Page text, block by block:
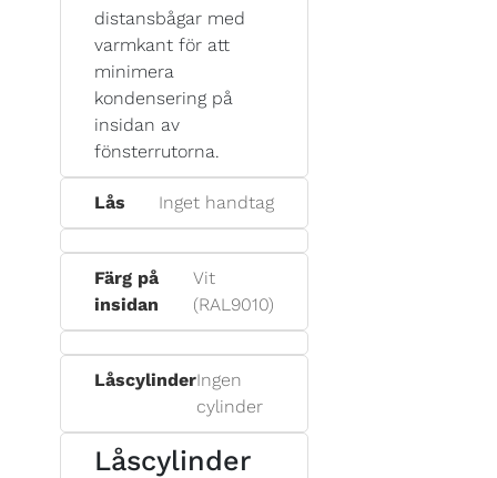
distansbågar med
varmkant för att
minimera
kondensering på
insidan av
fönsterrutorna.
Lås Inget handtag
Färg på
insidan
Vit
(RAL9010)
LåscylinderIngen
cylinder
Låscylinder